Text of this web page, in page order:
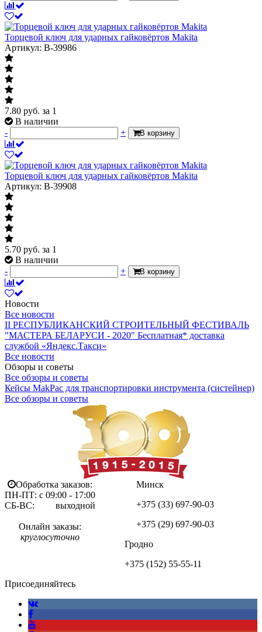
Торцевой ключ для ударных гайковёртов Makita
Артикул: B-39986
7.80 руб. за 1
В наличии
-
+ В корзину
Торцевой ключ для ударных гайковёртов Makita
Артикул: B-39908
5.70 руб. за 1
В наличии
-
+ В корзину
Новости
Все новости
II РЕСПУБЛИКАНСКИЙ СТРОИТЕЛЬНЫЙ ФЕСТИВАЛЬ
"МАСТЕРА БЕЛАРУСИ - 2020" Бесплатная* доставка
службой «Яндекс.Такси»
Все новости
Обзоры и советы
Все обзоры и советы
Кейсы MakPac для транспортировки инструмента (систейнер)
Все обзоры и советы
Обработка заказов:
ПН-ПТ: с 09:00 - 17:00
СБ-ВС: выходной
Онлайн заказы:
круглосуточно
Минск
+375 (33) 697-90-03
+375 (29) 697-90-03
Гродно
+375 (152) 55-55-11
Присоединяйтесь